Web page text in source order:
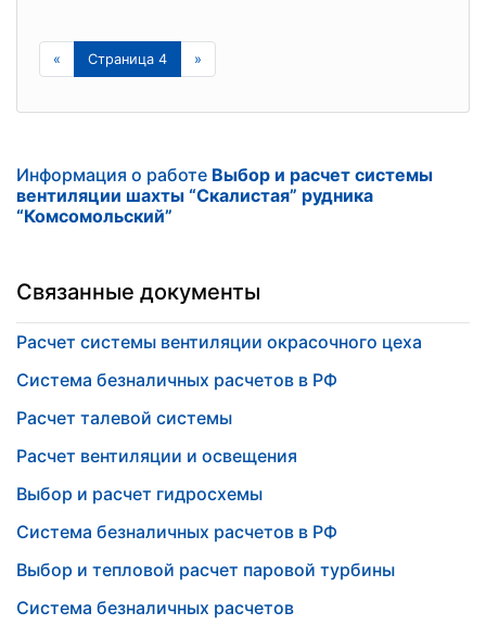
« Страница 4 »
Информация о работе Выбор и расчет системы
вентиляции шахты “Скалистая” рудника
“Комсомольский”
Связанные документы
Расчет системы вентиляции окрасочного цеха
Система безналичных расчетов в РФ
Расчет талевой системы
Расчет вентиляции и освещения
Выбор и расчет гидросхемы
Система безналичных расчетов в РФ
Выбор и тепловой расчет паровой турбины
Система безналичных расчетов